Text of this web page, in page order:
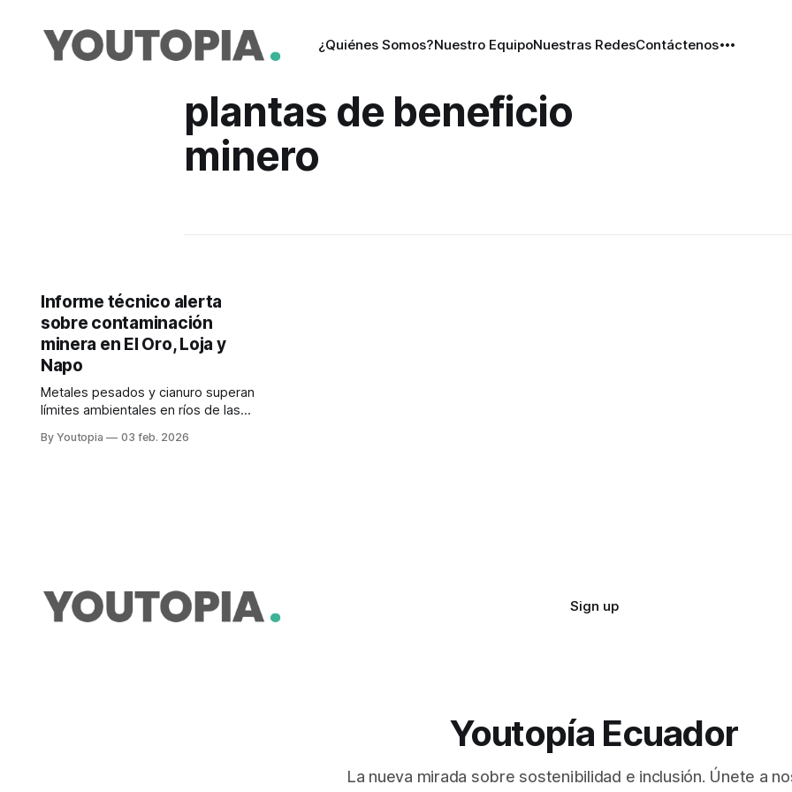
¿Quiénes Somos?Nuestro EquipoNuestras RedesContáctenos
plantas de beneficio
minero
Informe técnico alerta
sobre contaminación
minera en El Oro, Loja y
Napo
Metales pesados y cianuro superan
límites ambientales en ríos de las
la suspensión de actividades
By Youtopia 03 feb. 2026
Sign up
Youtopía Ecuador
La nueva mirada sobre sostenibilidad e inclusión. Únete a